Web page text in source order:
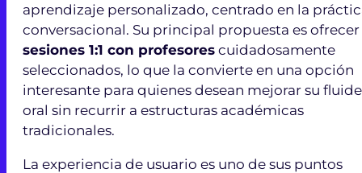
aprendizaje personalizado, centrado en la
conversacional. Su principal propuesta es ofrecer
sesiones 1:1 con profesores cuidadosamente
seleccionados, lo que la convierte en una opción
interesante para quienes desean mejorar su
oral sin recurrir a estructuras académicas
tradicionales.
La experiencia de usuario es uno de sus puntos